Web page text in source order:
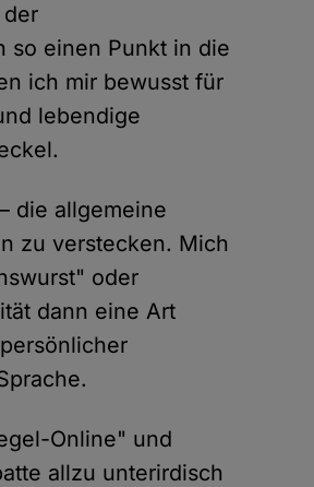
so einen Punkt in die
ich mir bewusst für
lebendige
die allgemeine
zu verstecken. Mich
oder
dann eine Art
Online" und
allzu unterirdisch